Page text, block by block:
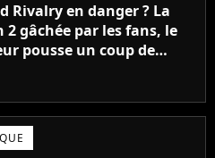
Rivalry en danger ? La
2 gâchée par les fans, le
pousse un coup de